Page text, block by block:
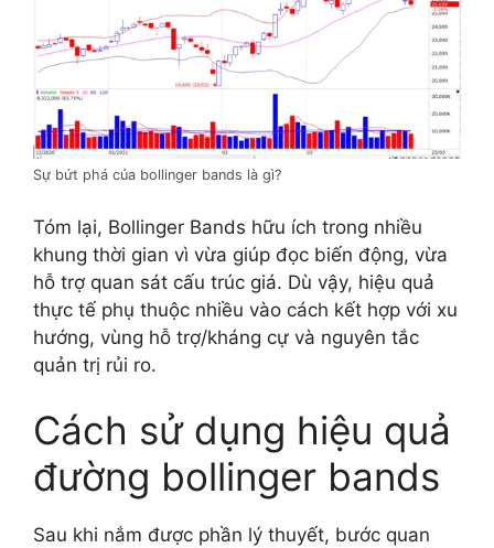
Sự bứt phá của bollinger bands là gì?
Tóm lại, Bollinger Bands hữu ích trong nhiều
khung thời gian vì vừa giúp đọc biến động, vừa
hỗ trợ quan sát cấu trúc giá. Dù vậy, hiệu quả
thực tế phụ thuộc nhiều vào cách kết hợp với xu
hướng, vùng hỗ trợ/kháng cự và nguyên tắc
quản trị rủi ro.
Cách sử dụng hiệu quả
đường bollinger bands
Sau khi nắm được phần lý thuyết, bước quan